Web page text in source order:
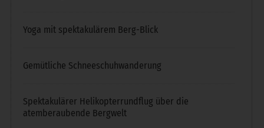
Yoga mit spektakulärem Berg-Blick
Gemütliche Schneeschuhwanderung
Spektakulärer Helikopterrundflug über die
atemberaubende Bergwelt